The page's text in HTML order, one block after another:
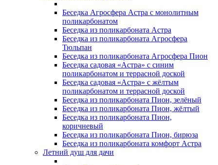
Беседка Агросфера Астра с монолитным
поликарбонатом
Беседка из поликарбоната Астра
Беседка из поликарбоната Агросфера
Тюльпан
Беседка из поликарбоната Агросфера Пион
Беседка садовая «Астра» с синим
поликарбонатом и террасной доской
Беседка садовая «Астра» с жёлтым
поликарбонатом и террасной доской
Беседка из поликарбоната Пион, зелёный
Беседка из поликарбоната Пион, жёлтый
Беседка из поликарбоната Пион,
коричневый
Беседка из поликарбоната Пион, бирюза
Беседка из поликарбоната комфорт Астра
Летний душ для дачи